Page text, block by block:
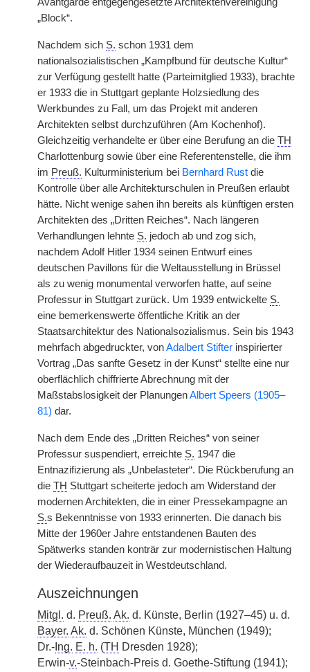
„Block“.
Nachdem sich S. schon 1931 dem
nationalsozialistischen „Kampfbund für deutsche Kultur“
zur Verfügung gestellt hatte (Parteimitglied 1933), brachte
er 1933 die in Stuttgart geplante Holzsiedlung des
Werkbundes zu Fall, um das Projekt mit anderen
Architekten selbst durchzuführen (Am Kochenhof).
Gleichzeitig verhandelte er über eine Berufung an die TH
Charlottenburg sowie über eine Referentenstelle, die ihm
im Preuß. Kulturministerium bei Bernhard Rust die
Kontrolle über alle Architekturschulen in Preußen erlaubt
hätte. Nicht wenige sahen ihn bereits als künftigen ersten
Architekten des „Dritten Reiches“. Nach längeren
Verhandlungen lehnte S. jedoch ab und zog sich,
nachdem Adolf Hitler 1934 seinen Entwurf eines
deutschen Pavillons für die Weltausstellung in Brüssel
als zu wenig monumental verworfen hatte, auf seine
Professur in Stuttgart zurück. Um 1939 entwickelte S.
eine bemerkenswerte öffentliche Kritik an der
Staatsarchitektur des Nationalsozialismus. Sein bis 1943
mehrfach abgedruckter, vonAdalbert Stifter inspirierter
Vortrag „Das sanfte Gesetz in der Kunst“ stellte eine nur
oberflächlich chiffrierte Abrechnung mit der
Maßstabslosigkeit der PlanungenAlbert Speers (1905–
81) dar.
Nach dem Ende des „Dritten Reiches“ von seiner
Professur suspendiert, erreichte S. 1947 die
Entnazifizierung als „Unbelasteter“. Die Rückberufung an
die TH Stuttgart scheiterte jedoch am Widerstand der
modernen Architekten, die in einer Pressekampagne an
S.s Bekenntnisse von 1933 erinnerten. Die danach bis
Mitte der 1960er Jahre entstandenen Bauten des
Spätwerks standen konträr zur modernistischen Haltung
der Wiederaufbauzeit in Westdeutschland.
Auszeichnungen
Mitgl. d. Preuß. Ak. d. Künste, Berlin (1927–45) u. d.
Bayer. Ak. d. Schönen Künste, München (1949);
Dr.- Ing. E. h. (TH Dresden 1928);
Erwin-v.-Steinbach-Preis d. Goethe-Stiftung (1941);